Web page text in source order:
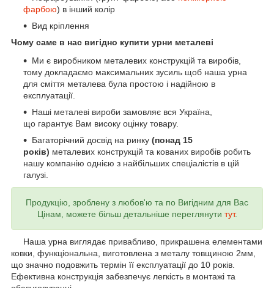
фарбою) в інший колір
Вид кріплення
Чому саме в нас вигідно купити урни металеві
Ми є виробником металевих конструкцій та виробів,
тому докладаємо максимальних зусиль щоб наша урна
для сміття металева була простою і надійною в
експлуатації.
Наші металеві вироби замовляє вся Україна,
що гарантує Вам високу оцінку товару.
Багаторічний досвід на ринку (понад 15
років) металевих конструкцій та кованих виробів робить
нашу компанію однією з найбільших спеціалістів в цій
галузі.
Продукцію, зроблену з любов'ю та по Вигідним для Вас
Цінам, можете більш детальніше переглянути тут.
Наша урна виглядає привабливо, прикрашена елементами
ковки, функціональна, виготовлена з металу товщиною 2мм,
що значно подовжить термін її експлуатації до 10 років.
Ефективна конструкція забезпечує легкість в монтажі та